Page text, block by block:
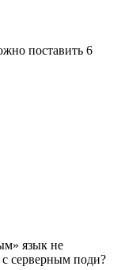
поставить 6
язык не
с серверным поди?